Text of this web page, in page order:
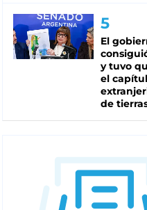
El
y tuvo
el
de